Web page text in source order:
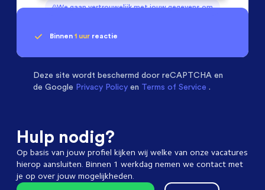
We gaan vertrouwelijk met jouw gegevens om
Binnen 1 uur reactie
Deze site wordt beschermd door reCAPTCHA en
de Google Privacy Policy en Terms of Service .
Hulp nodig?
Op basis van jouw profiel kijken wij welke van onze vacatures
hierop aansluiten. Binnen 1 werkdag nemen we contact met
je op over jouw mogelijkheden.